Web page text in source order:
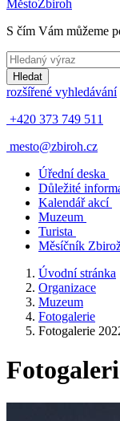
MěstoZbiroh
S čím Vám můžeme
Hledat
rozšířené vyhledávání
+420 373 749 511
mesto@zbiroh.cz
Úřední deska
Důležité
Kalendář akcí
Muzeum
Turista
Měsíčník
Úvodní stránka
Organizace
Muzeum
Fotogalerie
Fotogalerie